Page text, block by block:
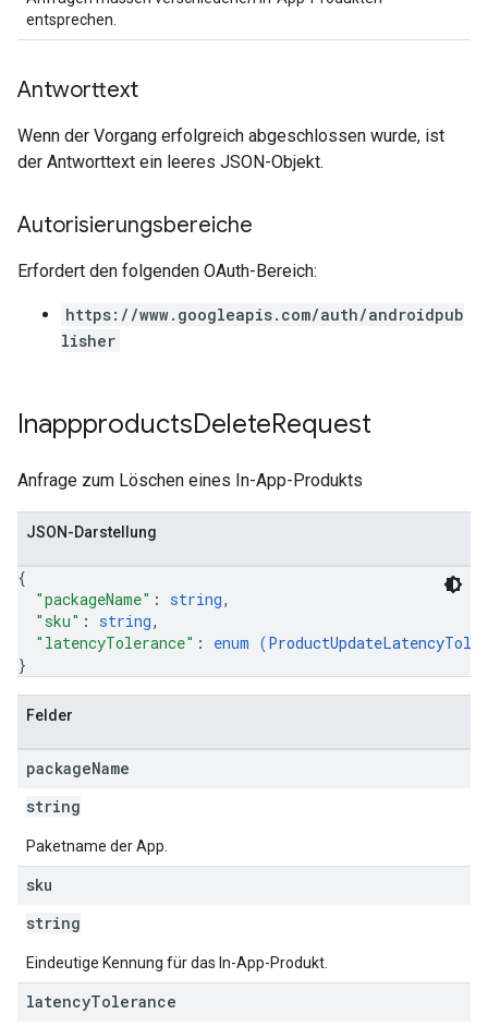
entsprechen.
Antworttext
Wenn der Vorgang erfolgreich abgeschlossen wurde, ist
der Antworttext ein leeres JSON-Objekt.
Autorisierungsbereiche
Erfordert den folgenden OAuth-Bereich:
https://www.googleapis.com/auth/androidpub
lisher
InappproductsDeleteRequest
Anfrage zum Löschen eines In-App-Produkts
JSON-Darstellung
{
"packageName" : string,
"sku" : string,
"latencyTolerance" : enum (
}
Felder
packageName
string
Paketname der App.
sku
string
Eindeutige Kennung für das In-App-Produkt.
latencyTolerance